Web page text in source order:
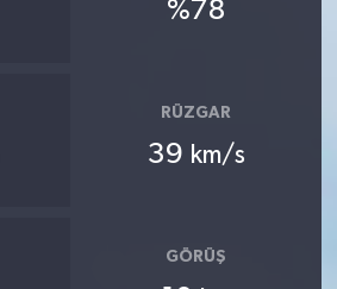
%78
RÜZGAR
39 km/s
GÖRÜŞ